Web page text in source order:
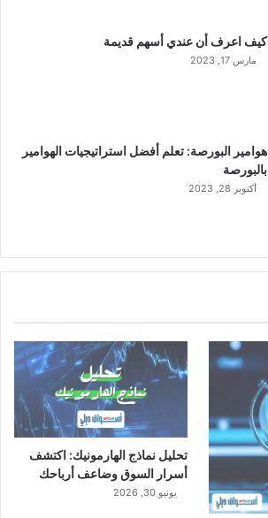
كيف اعرف أن عندي أسهم قديمة
مارس 17, 2023
هوامير البورصة: تعلم أفضل استراتيجيات الهوامير
بالبورصة
أكتوبر 28, 2023
تحليل نماذج الهارمونيك: اكتشف
أسرار السوق وضاعف أرباحك
يونيو 30, 2026